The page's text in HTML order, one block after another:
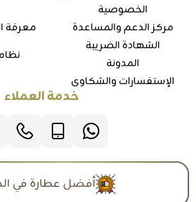
الخصوصية
مركز الدعم والمساعدة
الشهادة الضريبة
المدونة
الإستفسارات والشكاوي
معرفة
خدمة العملاء
أفضل عطارة في